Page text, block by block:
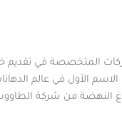
المتخصصة في تقديم
الأول في عالم
النهضة من شركة